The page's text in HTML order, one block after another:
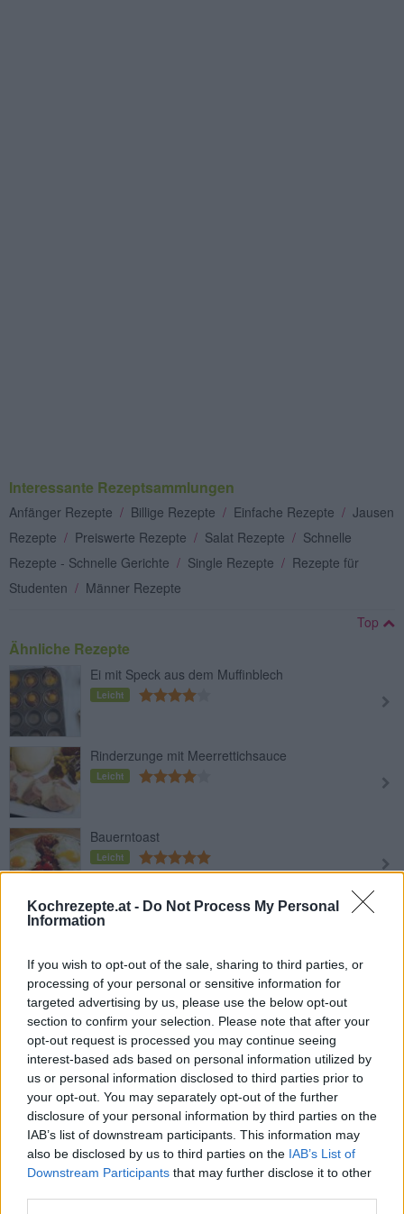
Kochrezepte.at - Do Not Process My Personal
Information
If you wish to opt-out of the sale, sharing to third parties, or
processing of your personal or sensitive information for
targeted advertising by us, please use the below opt-out
section to confirm your selection. Please note that after your
opt-out request is processed you may continue seeing
interest-based ads based on personal information utilized by
us or personal information disclosed to third parties prior to
your opt-out. You may separately opt-out of the further
disclosure of your personal information by third parties on the
IAB’s list of downstream participants. This information may
also be disclosed by us to third parties on the IAB’s List of
Downstream Participants that may further disclose it to other
Interessante Rezeptsammlungen
Anfänger Rezepte / Billige Rezepte / Einfache Rezepte / Jausen
Rezepte / Preiswerte Rezepte / Salat Rezepte / Schnelle
Rezepte - Schnelle Gerichte / Single Rezepte / Rezepte für
Studenten / Männer Rezepte
Top
Ähnliche Rezepte
Ei mit Speck aus dem Muffinblech
Leicht
Rinderzunge mit Meerrettichsauce
Leicht
Bauerntoast
Leicht
Saure Presswurst
Russenzopf pikant
Mittel
Gauchotoast
Leicht
Geröstete Kartoffeln mit Speck und
Spiegelei
Leicht